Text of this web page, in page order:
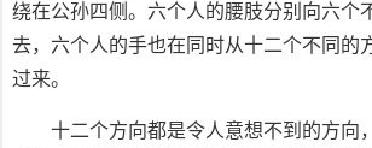
绕在公孙四侧。六个人的腰肢分别向六个
去，六个人的手也在同时从十二个不同的
过来。
十二个方向都是令人意想不到的方向